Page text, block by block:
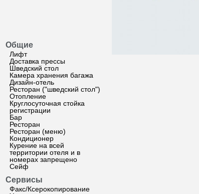
Общие
Лифт
Доставка прессы
Шведский стол
Камера хранения багажа
Дизайн-отель
Ресторан ("шведский стол")
Отопление
Круглосуточная стойка
регистрации
Бар
Ресторан
Ресторан (меню)
Кондиционер
Курение на всей
территории отеля и в
номерах запрещено
Сейф
Сервисы
Факс/Ксерокопирование